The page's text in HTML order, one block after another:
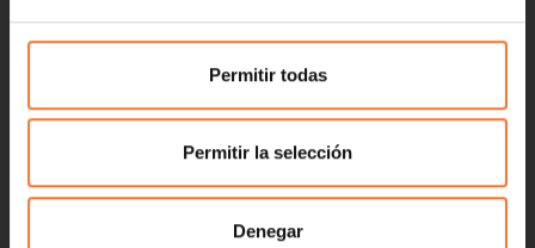
Permitir todas
Permitir la selección
Denegar